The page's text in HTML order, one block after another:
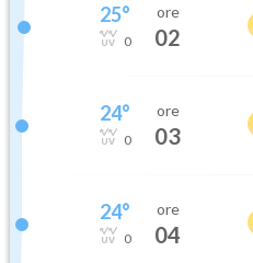
25°
0
ore
02
24°
0
ore
03
24°
0
ore
04